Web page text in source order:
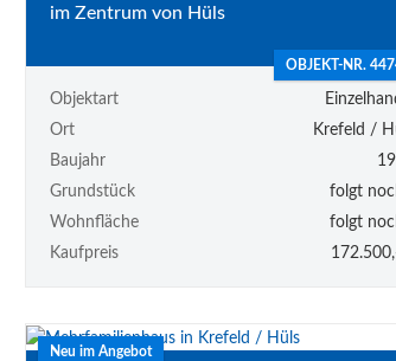
im Zentrum von Hüls
OBJEKT-NR.
Objektart
Ort
Krefeld /
Baujahr
Grundstück
folgt
Wohnfläche
folgt
Kaufpreis
Neu im Angebot